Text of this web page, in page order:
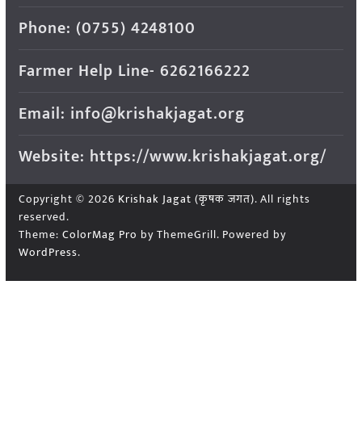
Phone: (0755) 4248100
Farmer Help Line- 6262166222
Email: info@krishakjagat.org
Website: https://www.krishakjagat.org/
Copyright © 2026 Krishak Jagat (कृषक जगत). All rights
reserved.
Theme: ColorMag Pro by ThemeGrill. Powered by
WordPress.